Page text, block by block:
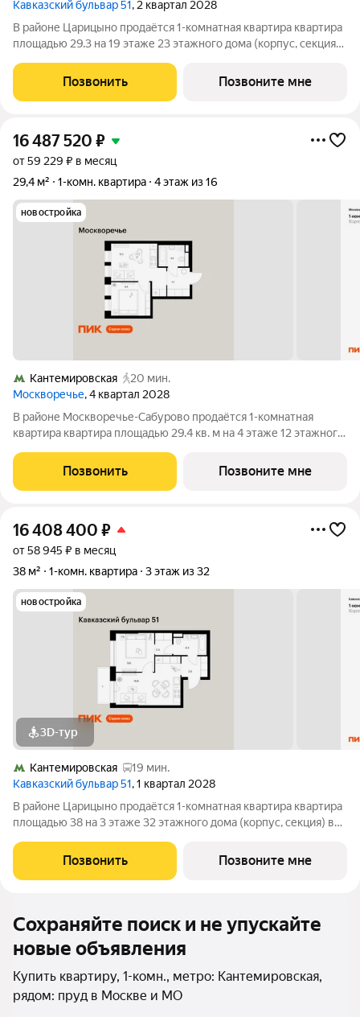
Кавказский бульвар 51, 2 квартал 2028
В районе Царицыно продаётся 1-комнатная квартира квартира
площадью 29.3 на 19 этаже 23 этажного дома (корпус, секция)
расположение 17 минут пешком до станции метро
«Кантемировская» и 20 минут до станции
Позвонить Позвоните мне
16 487 520 ₽
от 59 229 ₽ в месяц
29,4 м²
1-комн. квартира 4 этаж из 16
новостройка
Кантемировская
20 мин.
Москворечье, 4 квартал 2028
В районе Москворечье-Сабурово продаётся 1-комнатная
квартира квартира площадью 29.4 кв. м на 4 этаже 12 этажного
расположение 18 минут пешком до станции метро
«Каширская» и 19 минут до метро
Позвонить Позвоните мне
16 408 400 ₽
от 58 945 ₽ в месяц
38 м²
1-комн. квартира 3 этаж из 32
новостройка
3D-тур
Кантемировская
19 мин.
Кавказский бульвар 51, 1 квартал 2028
В районе Царицыно продаётся 1-комнатная квартира квартира
площадью 38 на 3 этаже 32 этажного дома (корпус, секция) в
17 минут пешком до станции метро «Кантемировская» и 20
минут до станции
Позвонить Позвоните мне
Сохраняйте поиск и не упускайте
новые объявления
Купить квартиру, 1-комн., метро: Кантемировская,
рядом: пруд в Москве и МО